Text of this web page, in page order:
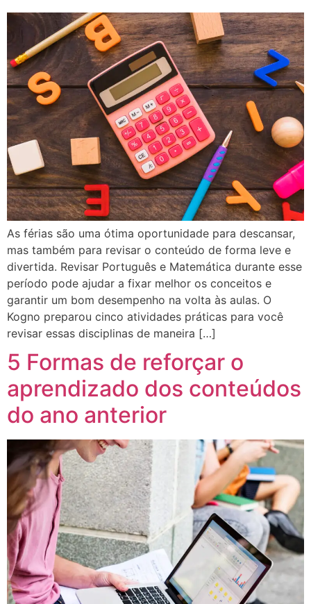
As férias são uma ótima oportunidade para descansar,
mas também para revisar o conteúdo de forma leve e
divertida. Revisar Português e Matemática durante esse
período pode ajudar a fixar melhor os conceitos e
garantir um bom desempenho na volta às aulas. O
Kogno preparou cinco atividades práticas para você
revisar essas disciplinas de maneira […]
5 Formas de reforçar o
aprendizado dos conteúdos
do ano anterior